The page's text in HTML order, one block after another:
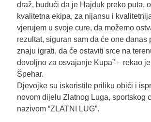
draž, budući da je Hajduk preko puta,
kvalitetna ekipa, za nijansu i
vjerujem u svoje cure, da možemo
rezultat, siguran sam da će one danas
znaju igrati, da će ostaviti srce na
dovoljno za osvajanje Kupa” – rekao
Špehar.
Djevojke su iskoristile priliku obići i
novom dijelu Zlatnog Luga, sportskog
nazivom “ZLATNI LUG”.